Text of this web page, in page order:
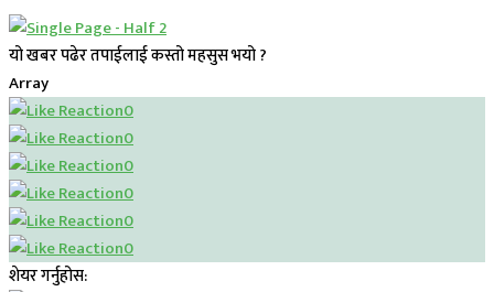
यो खबर पढेर तपाईलाई कस्तो महसुस भयो ?
Array
0
0
0
0
0
0
शेयर गर्नुहोस: